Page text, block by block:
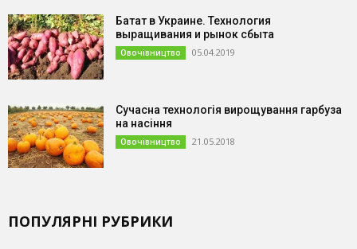
Батат в Украине. Технология
выращивания и рынок сбыта
Овочівництво 05.04.2019
Сучасна технологія вирощування гарбуза
на насіння
Овочівництво 21.05.2018
ПОПУЛЯРНІ РУБРИКИ